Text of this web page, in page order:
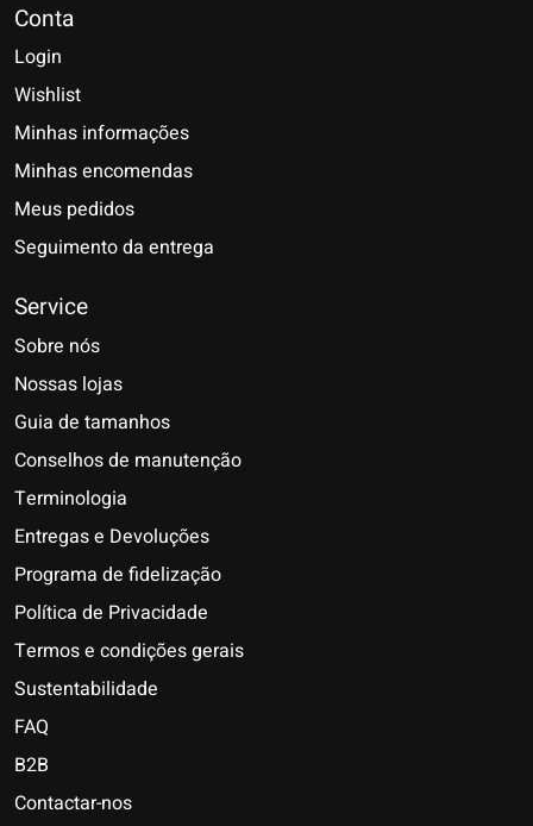
Conta
Login
Wishlist
Minhas informações
Minhas encomendas
Meus pedidos
Seguimento da entrega
Service
Sobre nós
Nossas lojas
Guia de tamanhos
Conselhos de manutenção
Terminologia
Entregas e Devoluções
Programa de fidelização
Política de Privacidade
Termos e condições gerais
Sustentabilidade
FAQ
B2B
Contactar-nos